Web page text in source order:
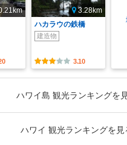
3.28km
ハカラウの鉄橋
建造物
3.10
ハワイ島 観光ランキングを
ハワイ 観光ランキングを見